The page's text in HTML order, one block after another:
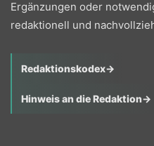
Ergänzungen oder
redaktionell und
Redaktionskodex→
Hinweis an die Redaktion→